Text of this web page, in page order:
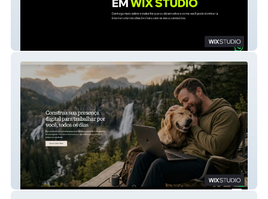
Aventura Digital